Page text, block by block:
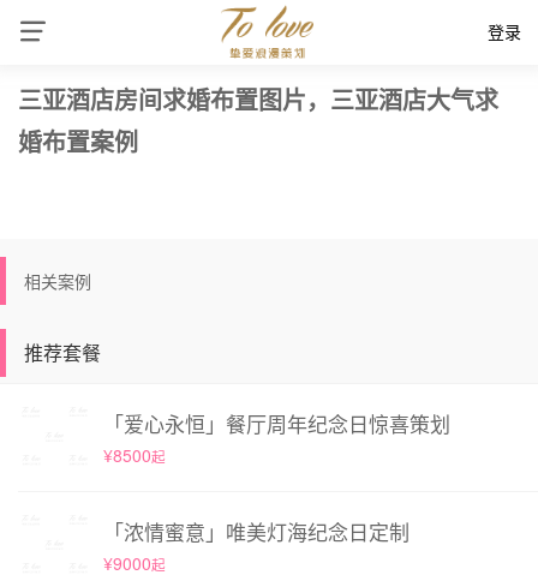
登录
三亚酒店房间求婚布置图片，三亚酒店大气求
婚布置案例
相关案例
推荐套餐
「爱心永恒」餐厅周年纪念日惊喜策划
¥8500起
「浓情蜜意」唯美灯海纪念日定制
¥9000起